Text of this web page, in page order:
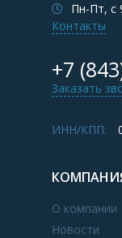
Пн-Пт, с
Контакты
+7
Заказать
ИНН/КПП:
О компании
Новости